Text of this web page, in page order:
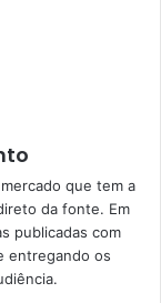
que tem a
da fonte. Em
publicadas com
entregando os